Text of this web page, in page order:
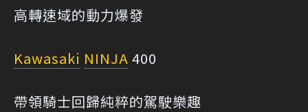
高轉速域的動力爆發
Kawasaki NINJA 400
帶領騎士回歸純粹的駕駛樂趣